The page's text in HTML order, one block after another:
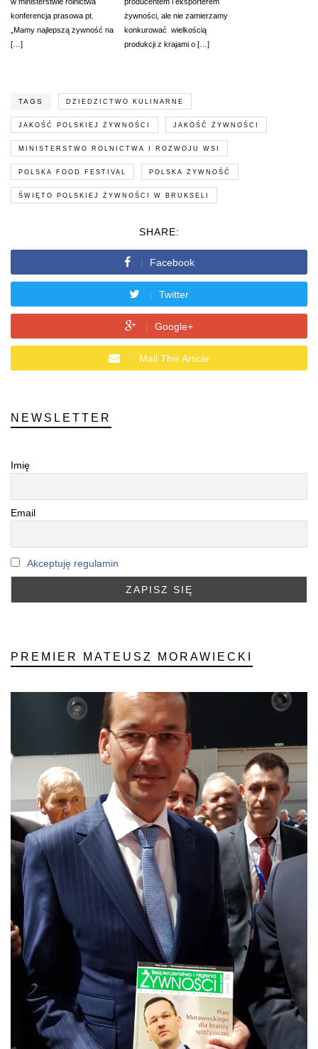
konferencja prasowa pt.
„Mamy najlepszą żywność na
[…]
żywności, ale nie zamierzamy
konkurować wielkością
produkcji z krajami o […]
TAGS DZIEDZICTWO KULINARNE
JAKOŚĆ POLSKIEJ ŻYWNOŚCI JAKOŚĆ ŻYWNOŚCI
MINISTERSTWO ROLNICTWA I ROZWOJU WSI
POLSKA FOOD FESTIVAL POLSKA ŻYWNOŚĆ
ŚWIĘTO POLSKIEJ ŻYWNOŚCI W BRUKSELI
SHARE:
Facebook
Twitter
Google+
Mail This Article
NEWSLETTER
Imię
Email
Akceptuję regulamin
PREMIER MATEUSZ MORAWIECKI